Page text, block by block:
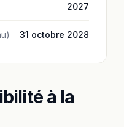
2027
31 octobre 2028
à la